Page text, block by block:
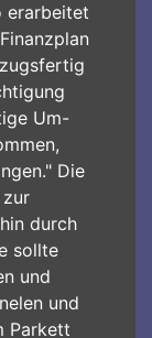
erarbeitet
Um-
Die
durch
sollte
und
und
Parkett